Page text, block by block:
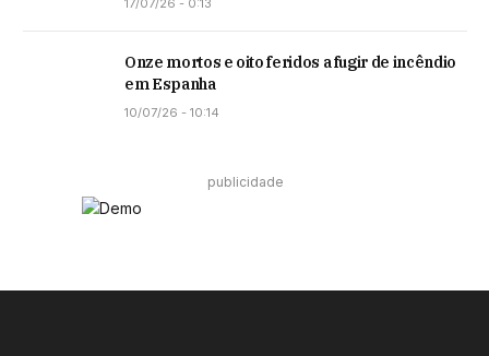
17/07/26 - 0:13
Onze mortos e oito feridos a fugir de incêndio
em Espanha
10/07/26 - 10:14
publicidade